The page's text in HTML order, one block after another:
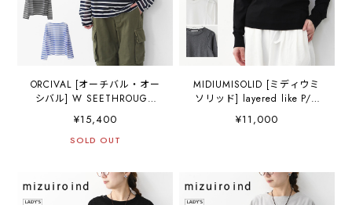
ORCIVAL [オーチバル・オー
シバル] W SEETHROUGH
BOAT NECK L/S P.O [OR-
C0461STJ] シースルーボー
トネックロングスリーブプ
ャツ・ボーダー・LADY'S
[2026SS]
¥15,400
SOLD OUT
MIDIUMISOLID [ミディウミ
ソリッド] layered like P/O
[1-112217] レイヤードライ
クプルオーバー・インナ
シルエット・シンプル・長
袖・透け感・LADY'S
[2026SS]
¥11,000